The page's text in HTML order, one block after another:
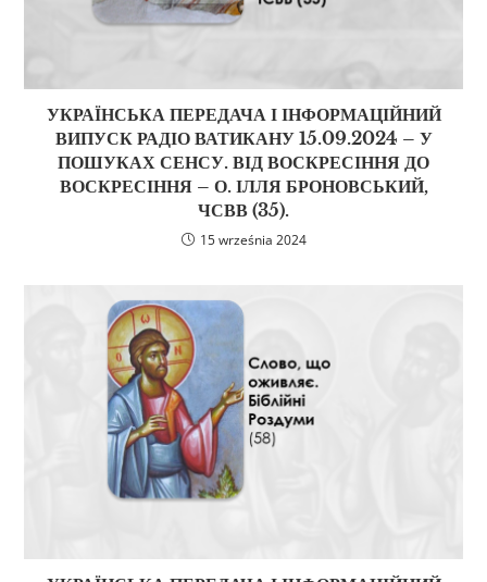
УКРАЇНСЬКА ПЕРЕДАЧА І ІНФОРМАЦІЙНИЙ
ВИПУСК РАДІО ВАТИКАНУ 15.09.2024 – У
ПОШУКАХ СЕНСУ. ВІД ВОСКРЕСІННЯ ДО
ВОСКРЕСІННЯ – О. ІЛЛЯ БРОНОВСЬКИЙ,
ЧСВВ (35).
15 września 2024